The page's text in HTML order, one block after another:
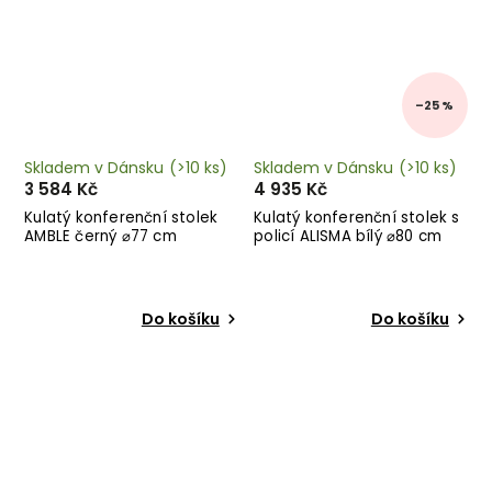
Kulatý konferenční stolek
AMBLE černý ⌀77 cm
Skladem v Dánsku (>10 ks)
3 584 Kč
Do košíku
–25 %
Kulatý konferenční stolek s
policí ALISMA bílý ⌀80 cm
Skladem v Dánsku (>10 ks)
4 935 Kč
Do košíku